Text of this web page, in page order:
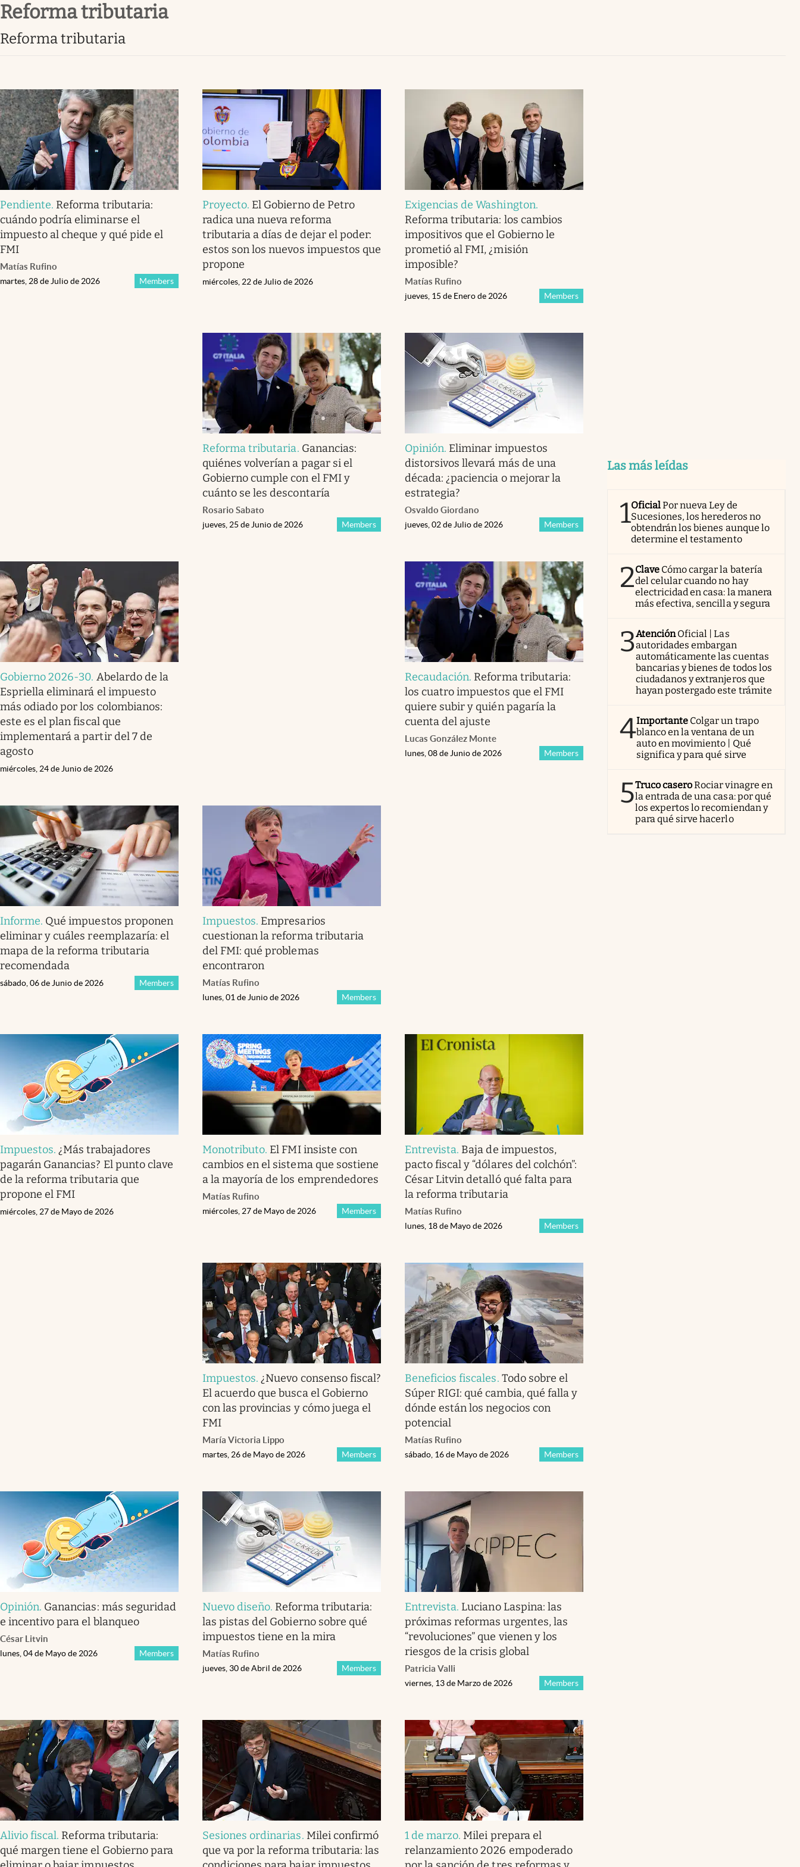
Infotechnology
Eventos Corporativos
El Cronista Studio
Mediakit
abre en nueva pestaña
Reforma tributaria
Reforma tributaria
Pendiente. Reforma tributaria:
cuándo podría eliminarse el
impuesto al cheque y qué pide el
FMI
Matías Rufino
Members
martes, 28 de Julio de 2026
Proyecto. El Gobierno de Petro
radica una nueva reforma
tributaria a días de dejar el poder:
estos son los nuevos impuestos que
propone
miércoles, 22 de Julio de 2026
Exigencias de Washington.
Reforma tributaria: los cambios
impositivos que el Gobierno le
prometió al FMI, ¿misión
imposible?
Matías Rufino
Members
jueves, 15 de Enero de 2026
Reforma tributaria. Ganancias:
quiénes volverían a pagar si el
Gobierno cumple con el FMI y
cuánto se les descontaría
Rosario Sabato
Members
jueves, 25 de Junio de 2026
Opinión. Eliminar impuestos
distorsivos llevará más de una
década: ¿paciencia o mejorar la
estrategia?
Osvaldo Giordano
Members
jueves, 02 de Julio de 2026
Gobierno 2026-30. Abelardo de la
Espriella eliminará el impuesto
más odiado por los colombianos:
este es el plan fiscal que
implementará a partir del 7 de
agosto
miércoles, 24 de Junio de 2026
Recaudación. Reforma tributaria:
los cuatro impuestos que el FMI
quiere subir y quién pagaría la
cuenta del ajuste
Lucas González Monte
Members
lunes, 08 de Junio de 2026
Informe. Qué impuestos proponen
eliminar y cuáles reemplazaría: el
mapa de la reforma tributaria
recomendada
Members
sábado, 06 de Junio de 2026
Impuestos. Empresarios
cuestionan la reforma tributaria
del FMI: qué problemas
encontraron
Matías Rufino
Members
lunes, 01 de Junio de 2026
Impuestos. ¿Más trabajadores
pagarán Ganancias? El punto clave
de la reforma tributaria que
propone el FMI
miércoles, 27 de Mayo de 2026
Monotributo. El FMI insiste con
cambios en el sistema que sostiene
a la mayoría de los emprendedores
Matías Rufino
Members
miércoles, 27 de Mayo de 2026
Entrevista. Baja de impuestos,
pacto fiscal y “dólares del colchón”:
César Litvin detalló qué falta para
la reforma tributaria
Matías Rufino
Members
lunes, 18 de Mayo de 2026
Impuestos. ¿Nuevo consenso fiscal?
El acuerdo que busca el Gobierno
con las provincias y cómo juega el
FMI
María Victoria Lippo
Members
martes, 26 de Mayo de 2026
Beneficios fiscales. Todo sobre el
Súper RIGI: qué cambia, qué falla y
dónde están los negocios con
potencial
Matías Rufino
Members
sábado, 16 de Mayo de 2026
Opinión. Ganancias: más seguridad
e incentivo para el blanqueo
César Litvin
Members
lunes, 04 de Mayo de 2026
Nuevo diseño. Reforma tributaria:
las pistas del Gobierno sobre qué
impuestos tiene en la mira
Matías Rufino
Members
jueves, 30 de Abril de 2026
Entrevista. Luciano Laspina: las
próximas reformas urgentes, las
“revoluciones” que vienen y los
riesgos de la crisis global
Patricia Valli
Members
viernes, 13 de Marzo de 2026
Alivio fiscal. Reforma tributaria:
qué margen tiene el Gobierno para
Sesiones ordinarias. Milei confirmó
que va por la reforma tributaria: las
1 de marzo. Milei prepara el
relanzamiento 2026 empoderado
Las más leídas
1OficialPor nueva Ley de
Sucesiones, los herederos no
obtendrán los bienes aunque lo
determine el testamento
2Clave Cómo cargar la batería
del celular cuando no hay
electricidad en casa: la manera
más efectiva, sencilla y segura
3AtenciónOficial | Las
autoridades embargan
automáticamente las cuentas
bancarias y bienes de todos los
ciudadanos y extranjeros que
hayan postergado este trámite
4Importante Colgar un trapo
blanco en la ventana de un
auto en movimiento | Qué
significa y para qué sirve
5Truco caseroRociar vinagre en
la entrada de una casa: por qué
los expertos lo recomiendan y
para qué sirve hacerlo